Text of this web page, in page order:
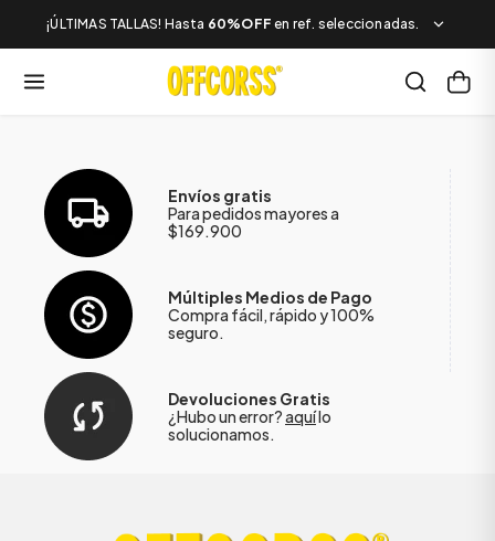
¡ÚLTIMAS TALLAS! Hasta 60%OFF en ref. seleccionadas.
Envíos gratis
Para pedidos mayores a
$169.900
Múltiples Medios de Pago
Compra fácil, rápido y 100%
seguro.
Devoluciones Gratis
¿Hubo un error?aquílo
solucionamos.